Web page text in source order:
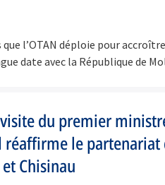
que l’OTAN déploie pour
date avec la République de
visite du premier
réaffirme le partenariat
Chisinau